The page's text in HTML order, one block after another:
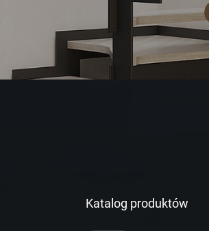
Katalog produktów